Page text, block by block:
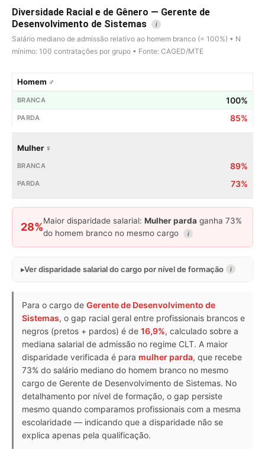
Diversidade Racial e de Gênero — Gerente de
Desenvolvimento de Sistemas
i
Salário mediano de admissão relativo ao homem branco (= 100%) • N
mínimo: 100 contratações por grupo • Fonte: CAGED/MTE
Homem ♂
100%
85%
Mulher ♀
89%
73%
28%
Maior disparidade salarial: Mulher parda ganha 73%
do homem branco no mesmo cargo
i
Ver disparidade salarial do cargo por nível de formação i
Para o cargo de Gerente de Desenvolvimento de
Sistemas, o gap racial geral entre profissionais brancos e
negros (pretos + pardos) é de 16,9%, calculado sobre a
mediana salarial de admissão no regime CLT. A maior
disparidade verificada é para mulher parda, que recebe
73% do salário mediano do homem branco no mesmo
cargo de Gerente de Desenvolvimento de Sistemas. No
detalhamento por nível de formação, o gap persiste
mesmo quando comparamos profissionais com a mesma
escolaridade — indicando que a disparidade não se
explica apenas pela qualificação.